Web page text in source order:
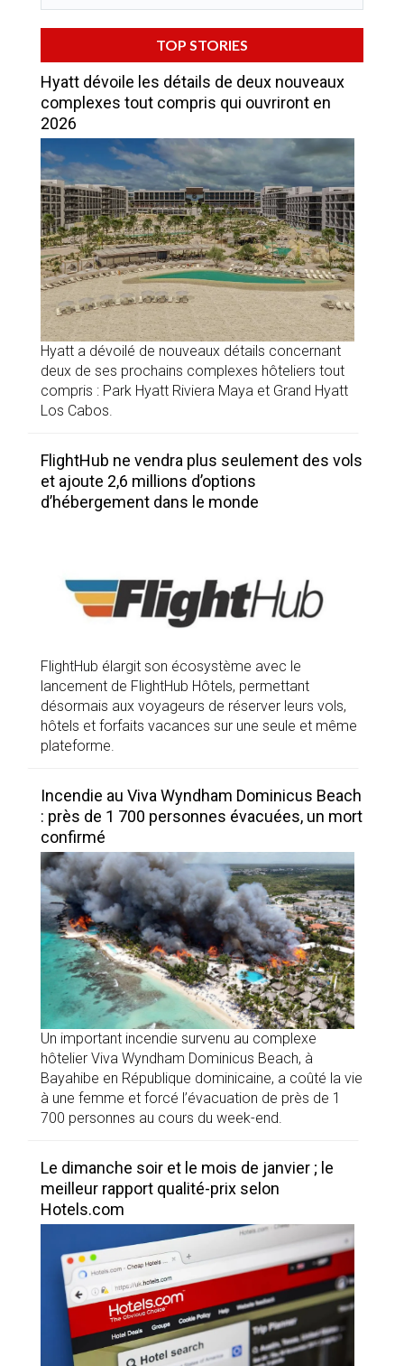
TOP STORIES
Hyatt dévoile les détails de deux nouveaux
complexes tout compris qui ouvriront en
2026
Hyatt a dévoilé de nouveaux détails concernant
deux de ses prochains complexes hôteliers tout
compris : Park Hyatt Riviera Maya et Grand Hyatt
Los Cabos.
FlightHub ne vendra plus seulement des vols
et ajoute 2,6 millions d’options
d’hébergement dans le monde
FlightHub élargit son écosystème avec le
lancement de FlightHub Hôtels, permettant
désormais aux voyageurs de réserver leurs vols,
hôtels et forfaits vacances sur une seule et même
plateforme.
Incendie au Viva Wyndham Dominicus Beach
: près de 1 700 personnes évacuées, un mort
confirmé
Un important incendie survenu au complexe
hôtelier Viva Wyndham Dominicus Beach, à
Bayahibe en République dominicaine, a coûté la vie
à une femme et forcé l’évacuation de près de 1
700 personnes au cours du week-end.
Le dimanche soir et le mois de janvier ; le
meilleur rapport qualité-prix selon
Hotels.com